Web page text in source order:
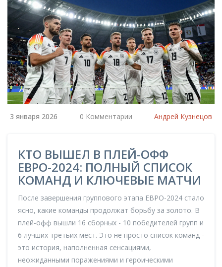
3 января 2026 0 Комментарии Андрей Кузнецов
КТО ВЫШЕЛ В ПЛЕЙ-ОФФ
ЕВРО-2024: ПОЛНЫЙ СПИСОК
КОМАНД И КЛЮЧЕВЫЕ МАТЧИ
После завершения группового этапа ЕВРО-2024 стало
ясно, какие команды продолжат борьбу за золото. В
плей-офф вышли 16 сборных - 10 победителей групп и
6 лучших третьих мест. Это не просто список команд -
это история, наполненная сенсациями,
неожиданными поражениями и героическими